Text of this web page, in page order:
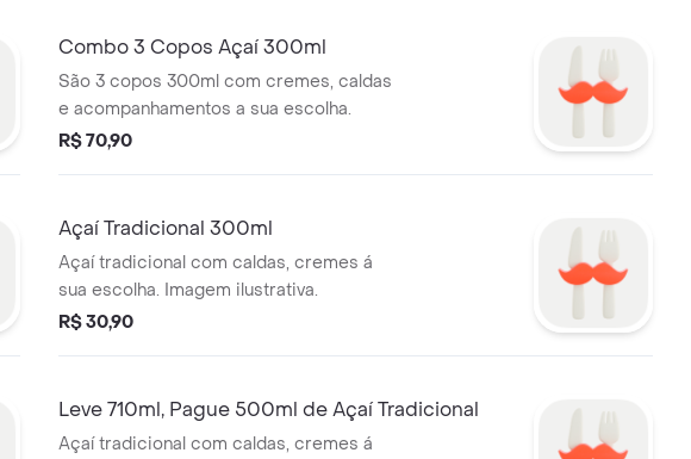
Combo 3 Copos Açaí 300ml
São 3 copos 300ml com cremes, caldas
e acompanhamentos a sua escolha.
R$ 70,90
Açaí Tradicional 300ml
Açaí tradicional com caldas, cremes á
sua escolha. Imagem ilustrativa.
R$ 30,90
Leve 710ml, Pague 500ml de Açaí Tradicional
Açaí tradicional com caldas, cremes á